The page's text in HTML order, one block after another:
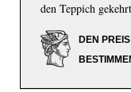
den Teppich
DEN